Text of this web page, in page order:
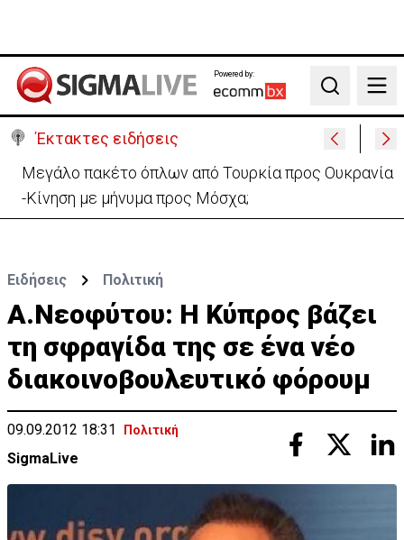
Powered by:
Search
Έκτακτες ειδήσεις
Μεγάλο πακέτο όπλων από Τουρκία προς Ουκρανία
-Κίνηση με μήνυμα προς Μόσχα;
Ειδήσεις Πολιτική
Α.Νεοφύτου: Η Κύπρος βάζει
τη σφραγίδα της σε ένα νέο
διακοινοβουλευτικό φόρουμ
09.09.2012 18:31 Πολιτική
SigmaLive